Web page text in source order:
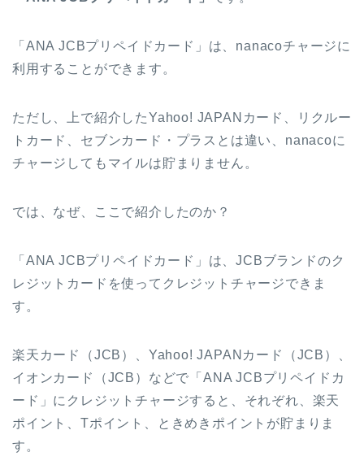
「ANA JCBプリペイドカード」は、nanacoチャージに
利用することができます。
ただし、上で紹介したYahoo! JAPANカード、リクルー
トカード、セブンカード・プラスとは違い、nanacoに
チャージしてもマイルは貯まりません。
では、なぜ、ここで紹介したのか？
「ANA JCBプリペイドカード」は、JCBブランドのク
レジットカードを使ってクレジットチャージできま
す。
楽天カード（JCB）、Yahoo! JAPANカード（JCB）、
イオンカード（JCB）などで「ANA JCBプリペイドカ
ード」にクレジットチャージすると、それぞれ、楽天
ポイント、Tポイント、ときめきポイントが貯まりま
す。